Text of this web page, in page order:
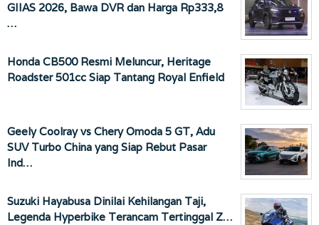
GIIAS 2026, Bawa DVR dan Harga Rp333,8
…
Honda CB500 Resmi Meluncur, Heritage
Roadster 501cc Siap Tantang Royal Enfield
Geely Coolray vs Chery Omoda 5 GT, Adu
SUV Turbo China yang Siap Rebut Pasar
Ind…
Suzuki Hayabusa Dinilai Kehilangan Taji,
Legenda Hyperbike Terancam Tertinggal Z…